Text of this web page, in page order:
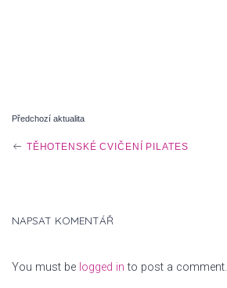
Předchozí aktualita
TĚHOTENSKÉ CVIČENÍ PILATES
NAPSAT KOMENTÁŘ
You must be logged in to post a comment.